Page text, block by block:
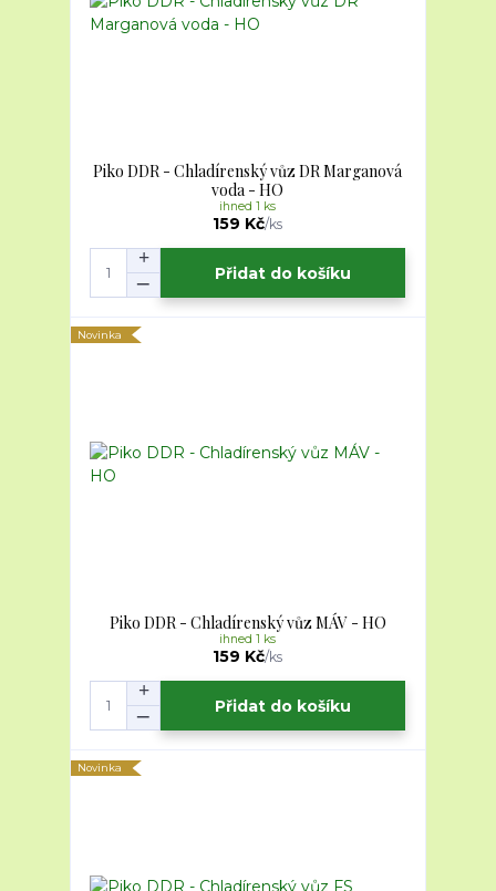
Piko DDR - Chladírenský vůz DR Marganová
voda - HO
159 Kč/ks
ihned 1 ks
Přidat do košíku
Novinka
Piko DDR - Chladírenský vůz MÁV - HO
159 Kč/ks
ihned 1 ks
Přidat do košíku
Novinka